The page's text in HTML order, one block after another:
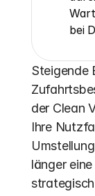
bei
Steigende
der Clean
Ihre
länger